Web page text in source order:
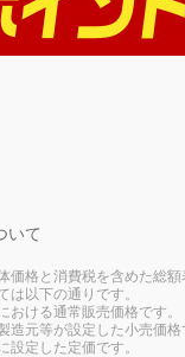
いて
価格と消費税を含めた総額
は以下の通りです。
おける通常販売価格です。
造元等が設定した小売価格
設定した定価です。